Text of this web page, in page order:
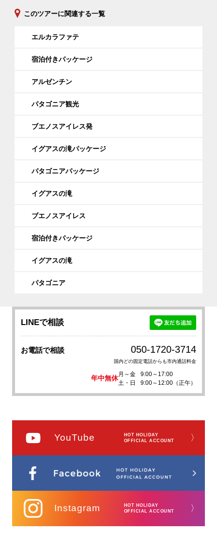
このツアーに関連する一覧
エルカラファテ
宿泊付きパッケージ
アルゼンチン
パタゴニア観光
ブエノスアイレス発
イグアスの滝パッケージ
パタゴニアパッケージ
イグアスの滝
ブエノスアイレス
宿泊付きパッケージ
イグアスの滝
パタゴニア
LINEで相談
お電話で相談 050-1720-3714
国内どの固定電話からも市内通話料金
年中無休
月～金
9:00～17:00
土・日
9:00～12:00（正午）
YouTube
HOT HOLIDAY
OFFICIAL ACCOUNT
〉
Instagram
HOT HOLIDAY
OFFICIAL ACCOUNT
〉